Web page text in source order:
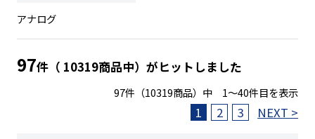
アナログ
97件（ 10319商品中）がヒットしました
97件（10319商品）中 1～40件目を表示
1 2 3 NEXT >